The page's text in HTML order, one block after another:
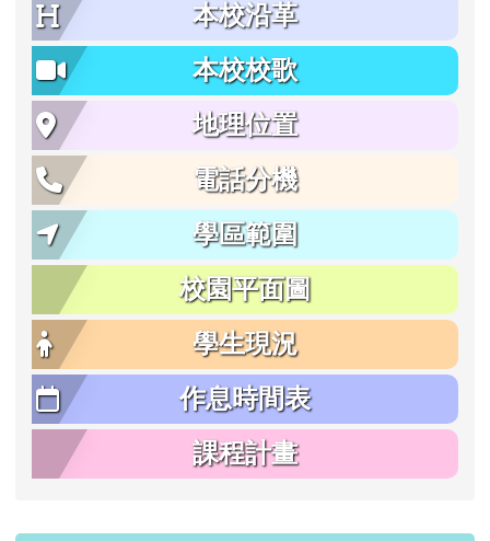
本校沿革
本校校歌
地理位置
電話分機
學區範圍
校園平面圖
學生現況
作息時間表
課程計畫